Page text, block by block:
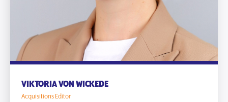
VIKTORIA VON WICKEDE
Acquisitions Editor